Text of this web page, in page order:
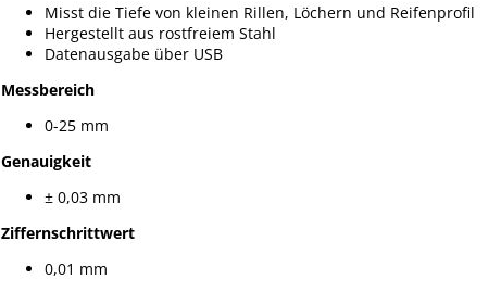
Misst die Tiefe von kleinen Rillen, Löchern und Reifenprofil
Hergestellt aus rostfreiem Stahl
Datenausgabe über USB
Messbereich
0-25 mm
Genauigkeit
± 0,03 mm
Ziffernschrittwert
0,01 mm